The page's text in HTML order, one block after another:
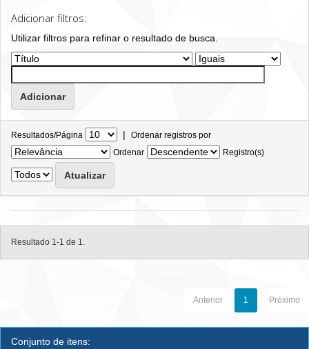
Adicionar filtros:
Utilizar filtros para refinar o resultado de busca.
Resultados/Página | Ordenar registros por
Ordenar
Registro(s)
Resultado 1-1 de 1.
Anterior 1 Próximo
Conjunto de itens: